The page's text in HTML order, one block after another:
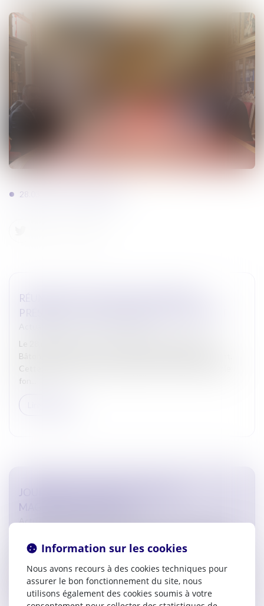
28.03.2025-montpellier.jpeg
RÉUNION À MONTPELLIER DU PREMIER
PRÉSIDENT ET DES BÂTONNIERS DU RESSORT
Le 28 mars 2025, à la Cour d’Appel de Montpellier, les
Bâtonniers du ressort ont rencontré le Premier Président.
Cette réunion a permis une discussion constructive sur le
fon...
JOURNÉE NATIONALE RENCONTRE
MAGISTRATS-AVOCATS
Actualites barreau de Carcassonne
consacrée aux relations magistrats-avocats. A Carcassonne,
Lire la suite
Information sur les cookies
Nous avons recours à des cookies techniques pour
assurer le bon fonctionnement du site, nous
utilisons également des cookies soumis à votre